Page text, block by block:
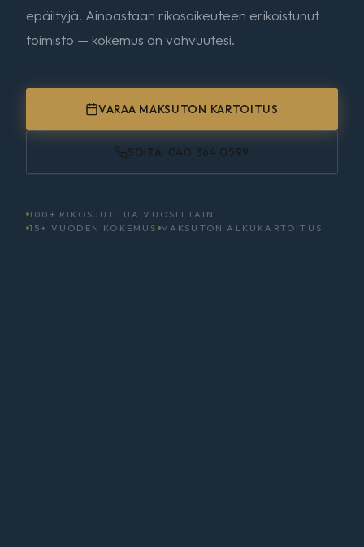
epäiltyjä. Ainoastaan rikosoikeuteen erikoistunut
toimisto — kokemus on vahvuutesi.
VARAA MAKSUTON KARTOITUS
SOITA: 040 364 0599
100+ RIKOSJUTTUA VUOSITTAIN
15+ VUODEN KOKEMUS MAKSUTON ALKUKARTOITUS